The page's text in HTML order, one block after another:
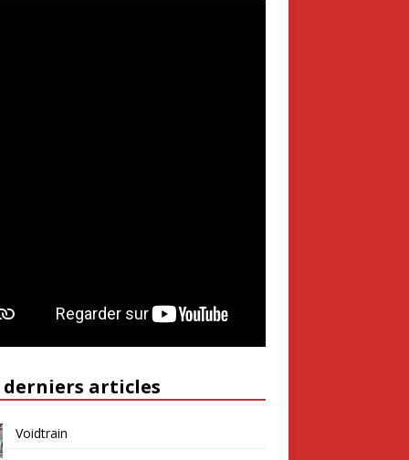
derniers articles
Voidtrain